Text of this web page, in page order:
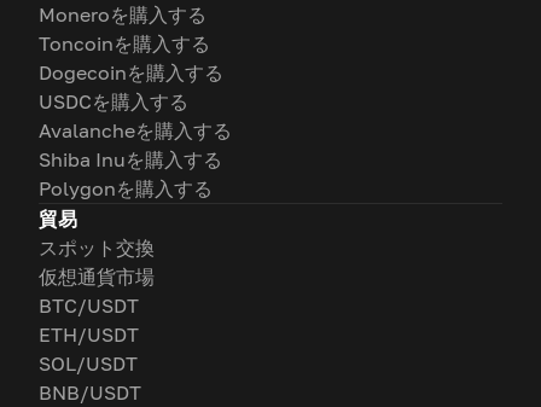
Moneroを購入する
Toncoinを購入する
Dogecoinを購入する
USDCを購入する
Avalancheを購入する
Shiba Inuを購入する
Polygonを購入する
貿易
スポット交換
仮想通貨市場
BTC/USDT
ETH/USDT
SOL/USDT
BNB/USDT